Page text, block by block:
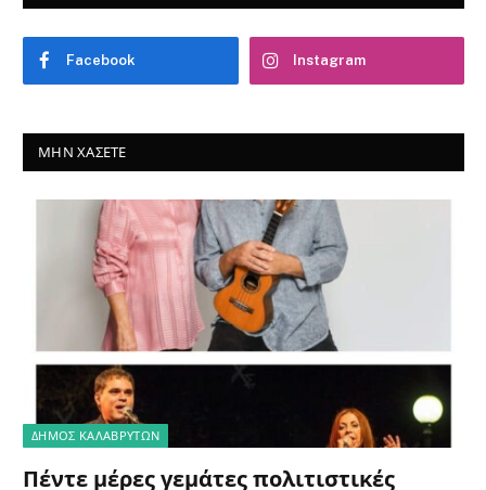
Facebook Instagram
ΜΗΝ ΧΆΣΕΤΕ
ΔΗΜΟΣ ΚΑΛΑΒΡΥΤΩΝ
Πέντε μέρες γεμάτες πολιτιστικές